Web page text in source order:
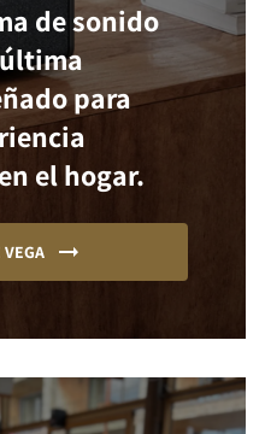
de sonido
para
el hogar.
VEGA